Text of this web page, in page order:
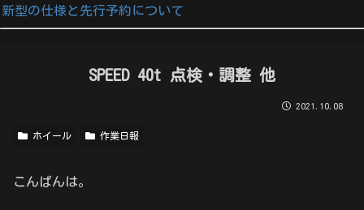
新型の仕様と先行予約について
SPEED 40t 点検・調整 他
2021.10.08
ホイール 作業日報
こんばんは。